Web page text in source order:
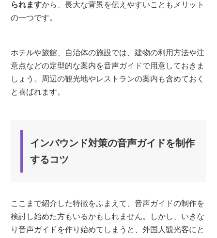
られますから、長大な背景を伝えやすいこともメリット
の一つです。
ホテルや旅館、自治体の施設では、建物の利用方法や注
意点などの定型的な案内を音声ガイドで用意しておきま
しょう。周辺の観光地やレストランの案内も含めておく
と喜ばれます。
インバウンド対策の音声ガイドを制作
するコツ
ここまで紹介した特徴をふまえて、音声ガイドの制作を
検討し始めた方もいるかもしれません。しかし、いきな
り音声ガイドを作り始めてしまうと、外国人観光客にと